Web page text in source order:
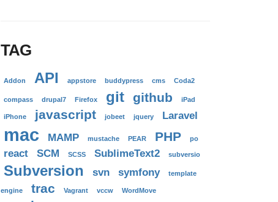
TAG
Addon API appstore buddypress cms Coda2
compass drupal7 Firefox git github iPad
iPhone javascript jobeet jquery Laravel
mac MAMP mustache PEAR PHP po
react SCM SCSS SublimeText2 subversio
Subversion svn symfony template
engine trac Vagrant vccw WordMove